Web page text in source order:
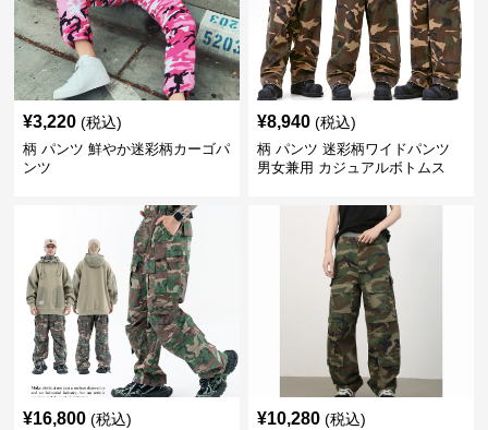
¥3,220 (税込)
柄 パンツ 鮮やか迷彩柄カーゴパ
ンツ
¥8,940 (税込)
柄 パンツ 迷彩柄ワイドパンツ
男女兼用 カジュアルボトムス
¥16,800 (税込) ¥10,280 (税込)